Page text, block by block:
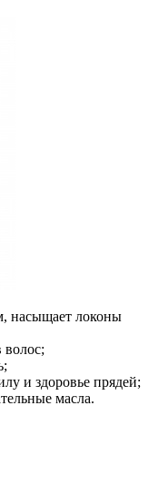
насыщает локоны
и здоровье прядей;
масла.